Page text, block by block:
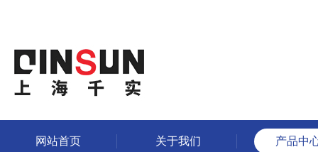
网站首页 关于我们 产品中